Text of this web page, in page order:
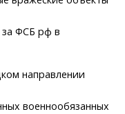
за ФСБ рф в
направлении
военнообязанных